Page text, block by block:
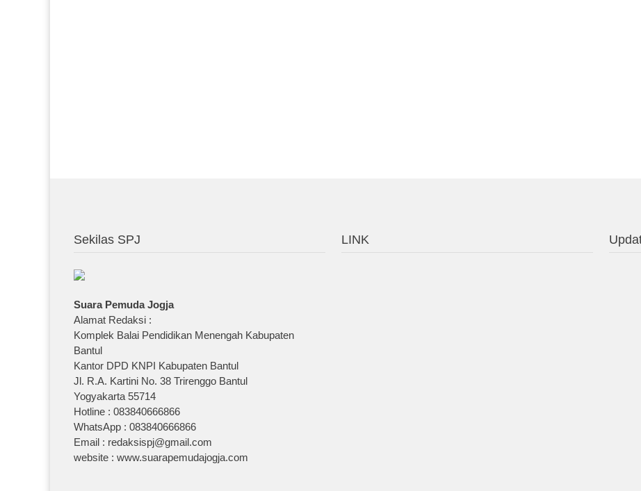
Sekilas SPJ
Suara Pemuda Jogja
Alamat Redaksi :
Komplek Balai Pendidikan Menengah Kabupaten
Bantul
Kantor DPD KNPI Kabupaten Bantul
Jl. R.A. Kartini No. 38 Trirenggo Bantul
Yogyakarta 55714
Hotline : 083840666866
WhatsApp : 083840666866
Email : redaksispj@gmail.com
website : www.suarapemudajogja.com
LINK